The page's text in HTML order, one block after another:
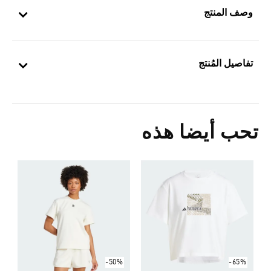
وصف المنتج
تفاصيل المُنتج
تحب أيضا هذه
-65%
-50%
Price Reduced From